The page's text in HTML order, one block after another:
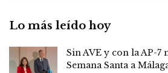
Lo más leído hoy
Sin AVE y con la AP-7
Semana Santa a